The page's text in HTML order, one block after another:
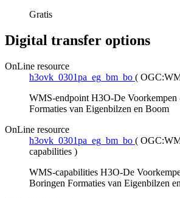
Gratis
Digital transfer options
OnLine resource
h3ovk_0301pa_eg_bm_bo (
WMS-endpoint H3O-De Voorkempen
Formaties van Eigenbilzen en Boom
OnLine resource
h3ovk_0301pa_eg_bm_bo (
capabilities )
WMS-capabilities H3O-De
Boringen Formaties van Eigenbilzen